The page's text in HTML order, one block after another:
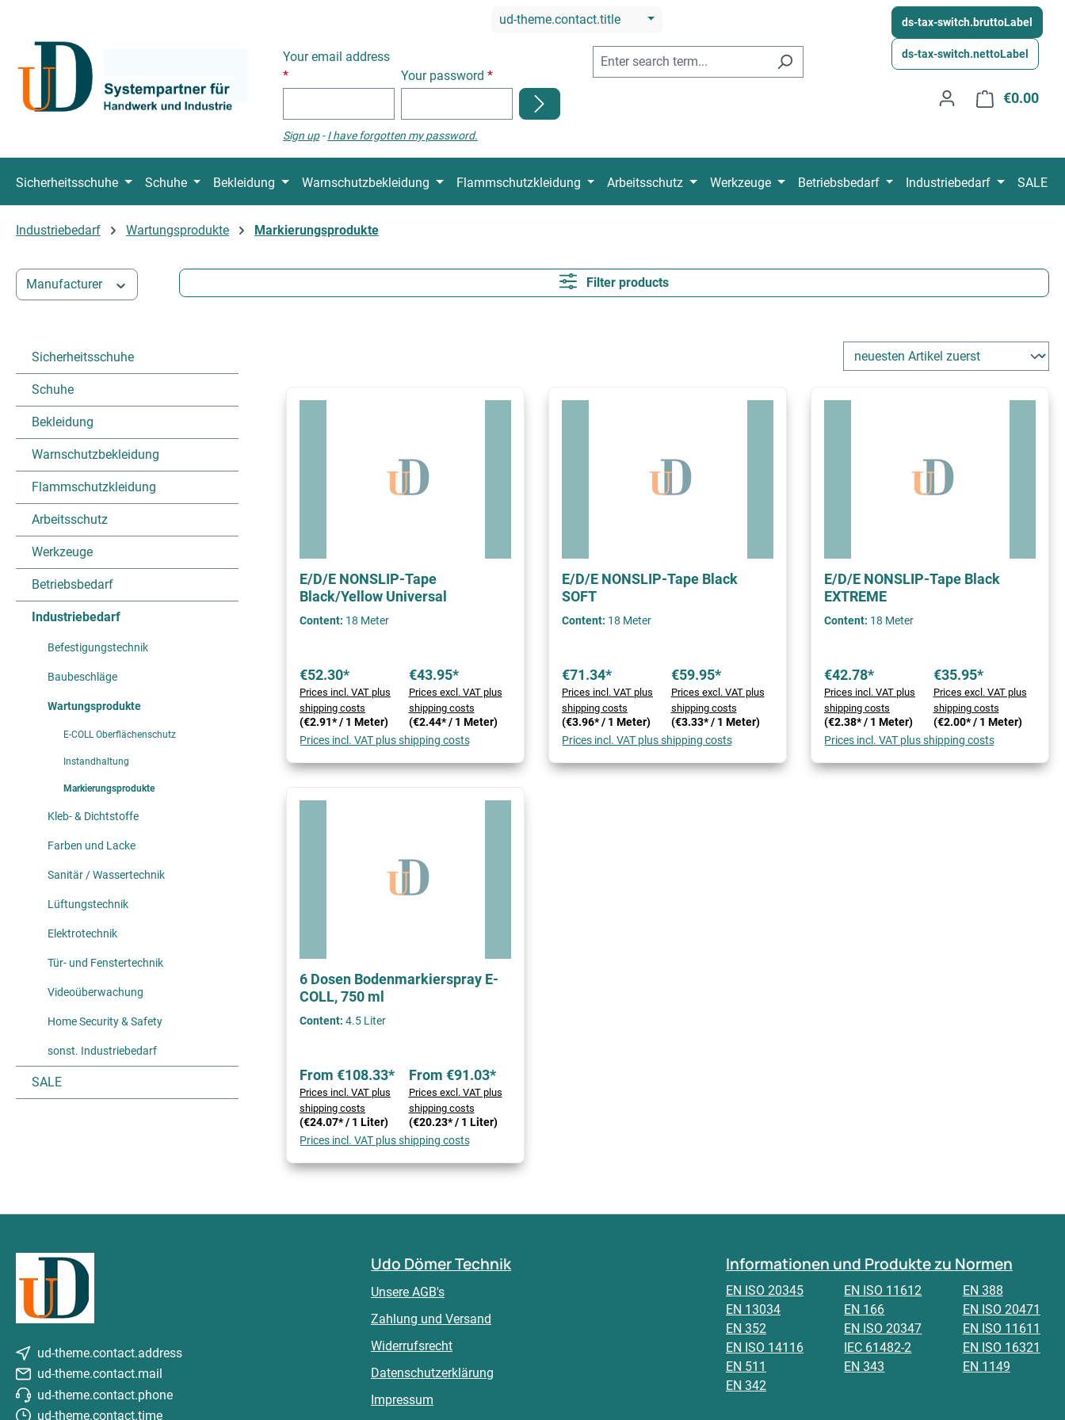
ud-theme.contact.title
Your email address
*
Your password*
Sign up-I have forgotten my password.
ds-tax-switch.bruttoLabel
ds-tax-switch.nettoLabel
€0.00
Sicherheitsschuhe Schuhe Bekleidung Warnschutzbekleidung Flammschutzkleidung Arbeitsschutz Werkzeuge Betriebsbedarf Industriebedarf SALE
Industriebedarf Wartungsprodukte Markierungsprodukte
Manufacturer Filter products
Sicherheitsschuhe
Schuhe
Bekleidung
Warnschutzbekleidung
Flammschutzkleidung
Arbeitsschutz
Werkzeuge
Betriebsbedarf
Industriebedarf
Befestigungstechnik
Baubeschläge
Wartungsprodukte
E-COLL Oberflächenschutz
Instandhaltung
Markierungsprodukte
Kleb- & Dichtstoffe
Farben und Lacke
Sanitär / Wassertechnik
Lüftungstechnik
Elektrotechnik
Tür- und Fenstertechnik
Videoüberwachung
Home Security & Safety
sonst. Industriebedarf
SALE
E/D/E NONSLIP-Tape
Black/Yellow Universal
Content: 18 Meter
€52.30*
Prices incl. VAT plus
shipping costs
(€2.91* / 1 Meter)
€43.95*
Prices excl. VAT plus
shipping costs
(€2.44* / 1 Meter)
Prices incl. VAT plus shipping costs
E/D/E NONSLIP-Tape Black
SOFT
Content: 18 Meter
€71.34*
Prices incl. VAT plus
shipping costs
(€3.96* / 1 Meter)
€59.95*
Prices excl. VAT plus
shipping costs
(€3.33* / 1 Meter)
Prices incl. VAT plus shipping costs
E/D/E NONSLIP-Tape Black
EXTREME
Content: 18 Meter
€42.78*
Prices incl. VAT plus
shipping costs
(€2.38* / 1 Meter)
€35.95*
Prices excl. VAT plus
shipping costs
(€2.00* / 1 Meter)
Prices incl. VAT plus shipping costs
6 Dosen Bodenmarkierspray E-
COLL, 750 ml
Content: 4.5 Liter
From €108.33*
Prices incl. VAT plus
shipping costs
(€24.07* / 1 Liter)
From €91.03*
Prices excl. VAT plus
shipping costs
(€20.23* / 1 Liter)
Prices incl. VAT plus shipping costs
ud-theme.contact.address
ud-theme.contact.mail
ud-theme.contact.phone
ud-theme.contact.time
Udo Dömer Technik
Unsere AGB's
Zahlung und Versand
Widerrufsrecht
Datenschutzerklärung
Impressum
Informationen und Produkte zu Normen
EN ISO 20345 EN ISO 11612
EN 388
EN 13034
EN 166
EN ISO 20471
EN 352
EN ISO 20347
EN ISO 11611
EN ISO 14116
IEC 61482-2
EN ISO 16321
EN 511
EN 343
EN 1149
EN 342